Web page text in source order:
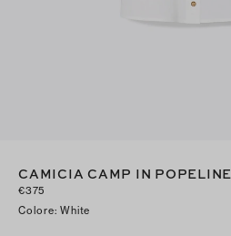
CAMICIA CAMP IN POPELINE
€375
Colore: White